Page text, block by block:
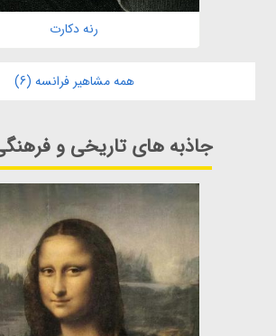
رنه دکارت
همه مشاهیر فرانسه (6)
جاذبه های تاریخی و